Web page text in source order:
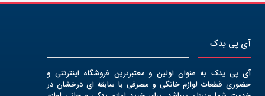
آی پی یدک
آی پی یدک به عنوان اولین و معتبرترین فروشگاه اینترنتی و
حضوری قطعات لوازم خانگی و مصرفی با سابقه ای درخشان در